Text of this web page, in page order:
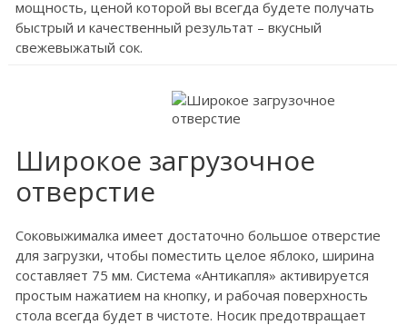
мощность, ценой которой вы всегда будете получать
быстрый и качественный результат – вкусный
свежевыжатый сок.
Широкое загрузочное
отверстие
Соковыжималка имеет достаточно большое отверстие
для загрузки, чтобы поместить целое яблоко, ширина
составляет 75 мм. Система «Антикапля» активируется
простым нажатием на кнопку, и рабочая поверхность
стола всегда будет в чистоте. Носик предотвращает